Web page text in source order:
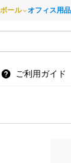
ール オフィス用
ご利用ガイド